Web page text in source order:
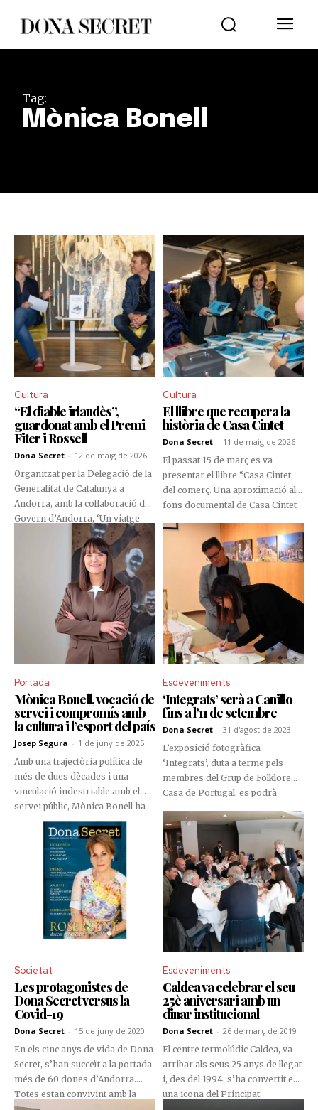
Tag:
Mònica Bonell
Cultura
“El diable irlandès”,
guardonat amb el Premi
Fiter i Rossell
Dona Secret - 12 de maig de 2026
Organitzat per la Delegació de la
Generalitat de Catalunya a
Andorra, amb la col·laboració del
Govern d’Andorra, ‘Un viatge
pels sentits’ va aplegar prop d’un
centenar de persones a la Sala
d’Exposicions del Govern, en
una proposta cultural que va
fusionar música i gastronomia
per celebrar Sant Jordi.
Cultura
El llibre que recupera la
història de Casa Cintet
Dona Secret - 11 de maig de 2026
El passat 15 de març es va
presentar el llibre “Casa Cintet,
del comerç. Una aproximació al
fons documental de Casa Cintet
Aquesta monografia, elaborada
per l'historiador Daniel Fité,
neix de l'estudi del fons
documental de la Casa i
s'emmarca en el conveni de
col·laboració entre el Ministeri de
Cultura, Joventut i Esports, la
Cambra de Comerç, Indústria i
Serveis i Andorra Recerca +
Portada
Mònica Bonell, vocació de
servei i compromís amb
la cultura i l’esport del país
Josep Segura - 1 de juny de 2025
Amb una trajectòria política de
més de dues dècades i una
vinculació indestriable amb el
servei públic, Mònica Bonell ha
fet de la discreció i l’eficiència la
seva manera d’entendre la
política. Des dels seus inicis com
a cònsol menor de Canillo fins a
l’actual responsabilitat al
capdavant del Ministeri de
Cultura, Joventut i Esports, el seu
camí s’ha bastit amb rigor
institucional, compromís amb el
les necessitats reals de la
ciutadania. En aquesta
entrevista, repassem la seva
trajectòria i aprofundim en els
projectes clau que està liderant,
amb una visió clara i
estructurada sobre el futur
cultural i esportiu d’Andorra.
Esdeveniments
‘Integrats’ serà a Canillo
fins a l’11 de setembre
Dona Secret - 31 d'agost de 2023
L’exposició fotogràfica
‘Integrats’, duta a terme pels
membres del Grup de Folklore
Casa de Portugal, es podrà
Palau de Gel, a Canillo. La
inauguració de la mostra va
comptar amb diferents persones
que fan vida en el col·lectiu
cultural, però també amb
autoritats del país.
Societat
Les protagonistes de
Dona Secret versus la
Covid-19
Dona Secret - 15 de juny de 2020
En els cinc anys de vida de Dona
Secret, s’han succeït a la portada
més de 60 dones d’Andorra.
Totes estan convivint amb la
Esdeveniments
Caldea va celebrar el seu
25è aniversari amb un
dinar institucional
Dona Secret - 26 de març de 2019
El centre termolúdic Caldea, va
arribar als seus 25 anys de llegat
i, des del 1994, s’ha convertit en
una icona del Principat